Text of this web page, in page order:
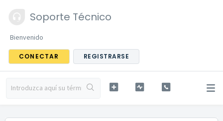
Soporte Técnico
Bienvenido
CONECTAR REGISTRARSE